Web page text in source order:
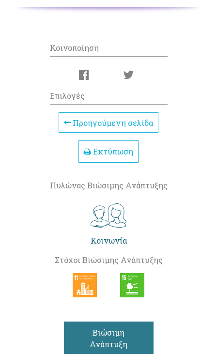
Κοινοποίηση
Επιλογές
Προηγούμενη σελίδα
Εκτύπωση
Πυλώνας Βιώσιμης Ανάπτυξης
Κοινωνία
Στόχοι Βιώσιμης Ανάπτυξης
Βιώσιμη
Ανάπτυξη